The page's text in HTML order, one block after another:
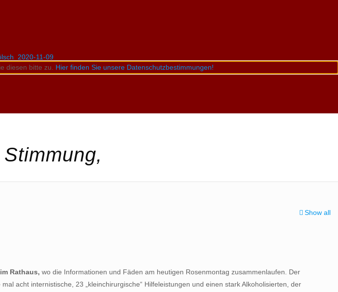
Show all
Rathaus,wo die Informationen und Fäden am heutigen Rosenmontag zusammenlaufen. Der
acht internistische, 23 „kleinchirurgische“ Hilfeleistungen und einen stark Alkoholisierten, der
diesen bitte zu. Hier finden Sie unsere Datenschutzbestimmungen!